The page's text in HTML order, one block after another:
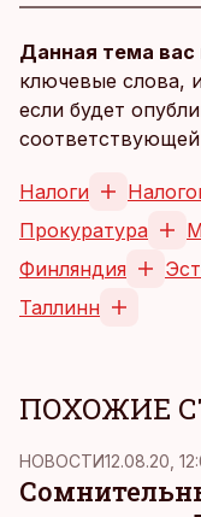
Данная тема вас
ключевые слова,
если будет
Налоги
Прокуратура
Финляндия
Таллинн
ПОХОЖИЕ
НОВОСТИ12.08.20,